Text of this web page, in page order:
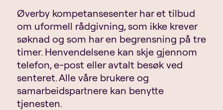
Øverby kompetansesenter har et tilbud
om uformell rådgivning, som ikke krever
søknad og som har en begrensning på tre
timer. Henvendelsene kan skje gjennom
telefon, e-post eller avtalt besøk ved
senteret. Alle våre brukere og
samarbeidspartnere kan benytte
tjenesten.